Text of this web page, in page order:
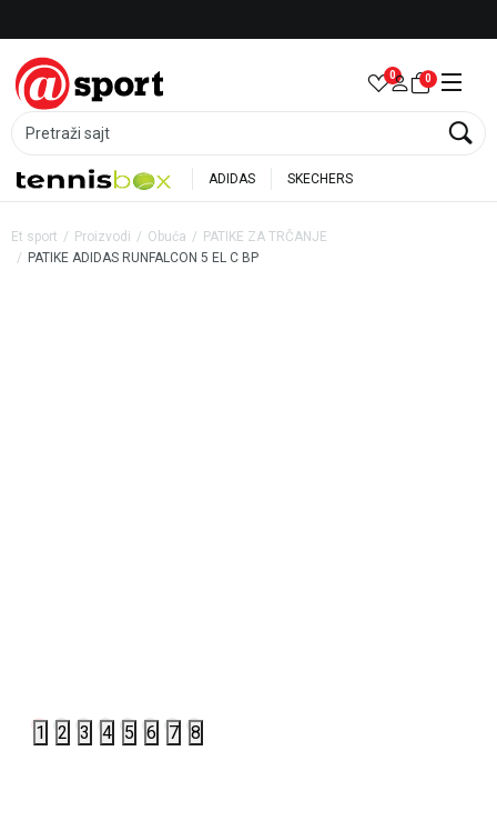
Pretraži sajt
0 0
ADIDAS SKECHERS
Et sport Proizvodi Obuća
PATIKE ZA TRČANJE
PATIKE ADIDAS RUNFALCON 5 EL C BP
1 2 3 4 5 6 7 8